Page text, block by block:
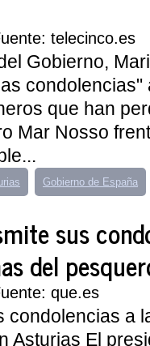
telecinco.es
Gobierno,
que han
Mar Nosso
Gobierno de España
sus
del
que.es
condolencias a
Asturias El